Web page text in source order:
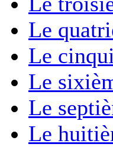
Le
Le
Le
Le
Le